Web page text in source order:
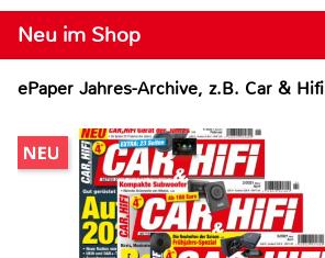
Neu im Shop
ePaper Jahres-Archive, z.B. Car & Hifi